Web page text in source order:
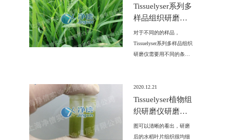
紧管盖后，再置入24孔研
磨适配器中，将适配器固
Tissuelyser系列多
样品组织研磨仪
研磨植物组织样
品典型实验方法
对于不同的的样品，
Tissuelyser系列多样品组织
研磨仪需要用不同的条件
磨温度和研磨珠的选择。
以下是Tissuelyser系列多样
品组织研磨仪针对一些典
参考。
2020.12.21
Tissuelyser植物组
织研磨仪研磨水
稻叶片的试验方
法
图可以清晰的看出，研磨
后的水稻叶片组织很均细